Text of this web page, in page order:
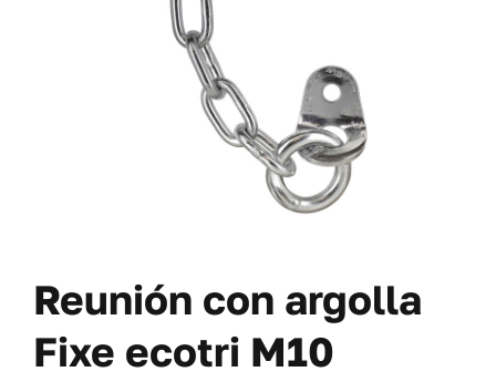
OFERTAS-PACKS
SOBRE NOSOTROS
BLOG
Reunión con argolla
Fixe ecotri M10